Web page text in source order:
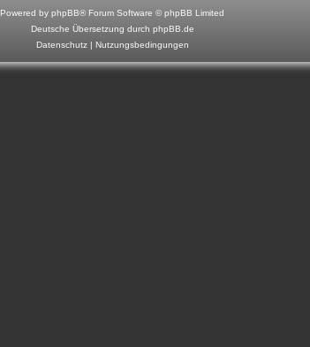
r
u
m
Powered by phpBB® Forum Software © phpBB Limited
Deutsche Übersetzung durch phpBB.de
Datenschutz| Nutzungsbedingungen